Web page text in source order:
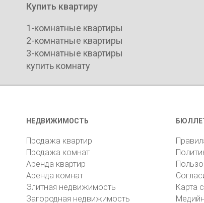
Купить квартиру
1-комнатные квартиры
2-комнатные квартиры
3-комнатные квартиры
купить комнату
НЕДВИЖИМОСТЬ
Продажа квартир
Продажа комнат
Аренда квартир
Аренда комнат
Элитная недвижимость
Загородная недвижимость
Карта